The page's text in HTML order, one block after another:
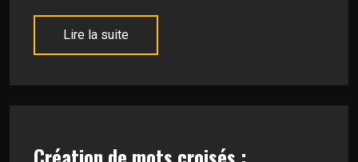
Lire la suite